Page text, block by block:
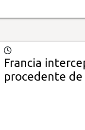
Francia
procedente de